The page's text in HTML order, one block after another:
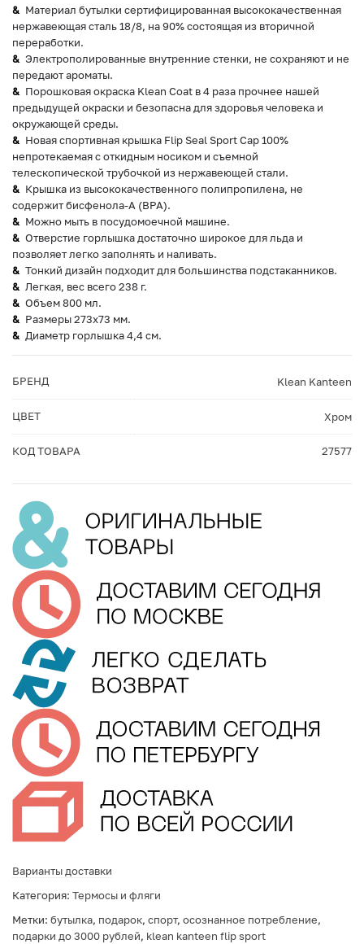
Материал бутылки сертифицированная высококачественная
нержавеющая сталь 18/8, на 90% состоящая из вторичной
переработки.
Электрополированные внутренние стенки, не сохраняют и не
передают ароматы.
Порошковая окраска Klean Coat в 4 раза прочнее нашей
предыдущей окраски и безопасна для здоровья человека и
окружающей среды.
Новая спортивная крышка Flip Seal Sport Cap 100%
непротекаемая с откидным носиком и съемной
телескопической трубочкой из нержавеющей стали.
Крышка из высококачественного полипропилена, не
содержит бисфенола-А (BPA).
Можно мыть в посудомоечной машине.
Отверстие горлышка достаточно широкое для льда и
позволяет легко заполнять и наливать.
Тонкий дизайн подходит для большинства подстаканников.
Легкая, вес всего 238 г.
Объем 800 мл.
Размеры 273x73 мм.
Диаметр горлышка 4,4 см.
БРЕНД Klean Kanteen
ЦВЕТ Хром
КОД ТОВАРА 27577
Варианты доставки
Категория: Термосы и фляги
Метки: бутылка, подарок, спорт, осознанное потребление,
подарки до 3000 рублей, klean kanteen flip sport